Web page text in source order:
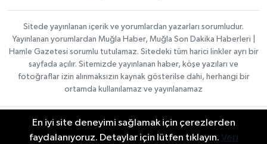
Sitede yayınlanan içerik ve yorumlardan yazarları sorumludur.
Yayınlanan yorumlardan Muğla Haber, Muğla Son Dakika Haberleri |
Hamle Gazetesi sorumlu tutulamaz. Sitedeki tüm harici linkler ayrı bir
sayfada açılır. Sitemizde yayınlanan haber, köşe yazıları ve
fotoğraflar izin alınmaksızın kaynak gösterilse dahi, herhangi bir
ortamda kullanılamaz ve yayınlanamaz
Gizlilik Sözleşmesi
Veri Politikası
Haber Yazılımı:
TE Bilişim
En iyi site deneyimi sağlamak için çerezlerden
faydalanıyoruz. Detaylar için lütfen tıklayın. Veri